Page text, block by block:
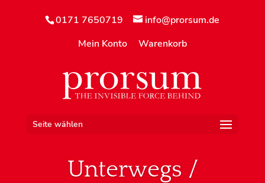
0171 7650719
info@prorsum.de
Mein Konto
Warenkorb
Seite wählen
Unterwegs /